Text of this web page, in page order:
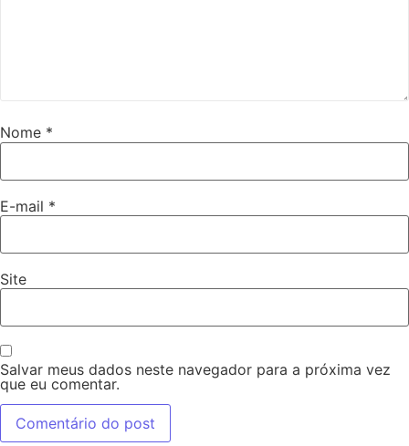
Nome *
E-mail *
Site
Salvar meus dados neste navegador para a próxima vez
que eu comentar.